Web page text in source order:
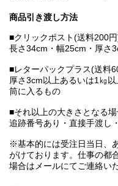
商品引き渡し方法
■クリックポスト(送料200
長さ34cm・幅25cm・厚さ
■レターパックプラス(送料
厚さ3cm以上あるいは1㎏
筒に入るもの
■それ以上の大きさとなる
追跡番号あり・直接手渡し
※基本的には受注日当日、
がけております。仕事の都
場合はメールにてご連絡い